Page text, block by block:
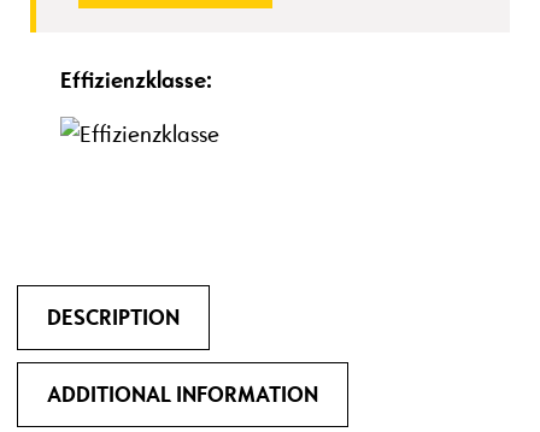
Effizienzklasse:
DESCRIPTION
ADDITIONAL INFORMATION